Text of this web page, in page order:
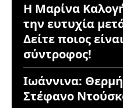
Η Μαρίνα
την ευτυχία
Δείτε ποιος
σύντροφος!
Ιωάννινα:
Στέφανο